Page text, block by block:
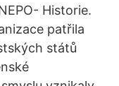
Historie.
patřila
států